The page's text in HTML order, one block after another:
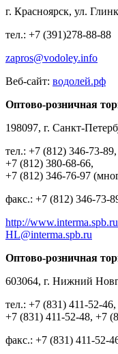
г. Красноярск, ул.
тел.: +7 (391)278-88-88
zapros@vodoley.info
Веб-сайт: водолей.рф
Оптово-розничная
198097, г. Санкт-
тел.: +7 (812) 346-73-
+7 (812) 380-68-66,
+7 (812) 346-76-97
факс.: +7 (812) 346-73-
http://www.interma.spb.ru
HL@interma.spb.ru
Оптово-розничная
603064, г. Нижний
тел.: +7 (831) 411-52-
+7 (831) 411-52-48, +7
факс.: +7 (831) 411-52-